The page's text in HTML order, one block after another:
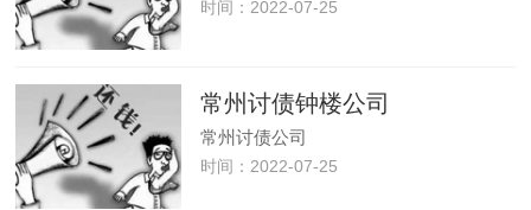
时间：2022-07-25
常州讨债钟楼公司
常州讨债公司
时间：2022-07-25